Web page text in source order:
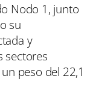
Nodo 1, junto
su
y
sectores
peso del 22,1